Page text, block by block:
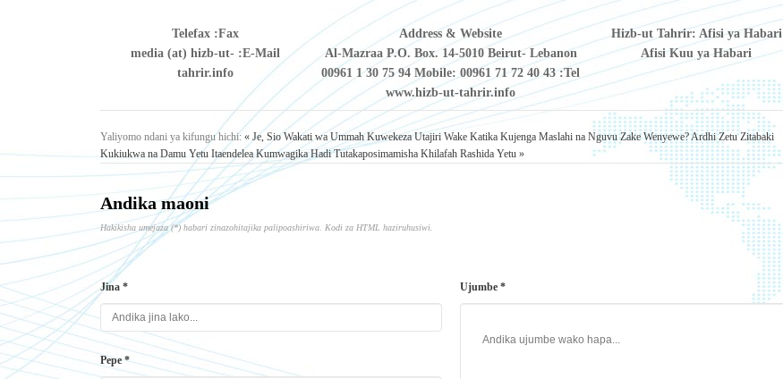
Hizb-ut Tahrir: Afisi ya Habari
Afisi Kuu ya Habari
Address & Website
Al-Mazraa P.O. Box. 14-5010 Beirut- Lebanon
Tel:
00961 1 30 75 94 Mobile: 00961 71 72 40 43
www.hizb-ut-tahrir.info
Fax:
Telefax
E-Mail:
media (at) hizb-ut-
tahrir.info
Yaliyomo ndani ya kifungu hichi: « Je, Sio Wakati wa Ummah Kuwekeza Utajiri Wake Katika Kujenga Maslahi na Nguvu Zake Wenyewe?Ardhi Zetu Zitabaki
Kukiukwa na Damu Yetu Itaendelea Kumwagika Hadi Tutakaposimamisha Khilafah Rashida Yetu »
Andika maoni
Hakikisha umejaza (*) habari zinazohitajika palipoashiriwa. Kodi za HTML haziruhusiwi.
Jina *
Pepe *
Ujumbe *